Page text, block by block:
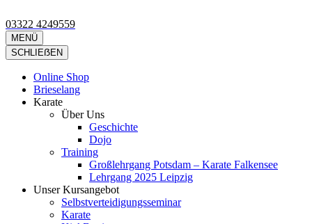
Inhalt
springen
(Eingabetaste
drücken)
Kimura Shukokai Karate in Falkensee
Wir bieten profesionelle Karatekurse für groß und klein an.
03322 4249559
MENÜ
SCHLIEẞEN
Online Shop
Brieselang
Karate
Über Uns
Geschichte
Dojo
Training
Großlehrgang Potsdam – Karate Falkensee
Lehrgang 2025 Leipzig
Unser Kursangebot
Selbstverteidigungsseminar
Karate